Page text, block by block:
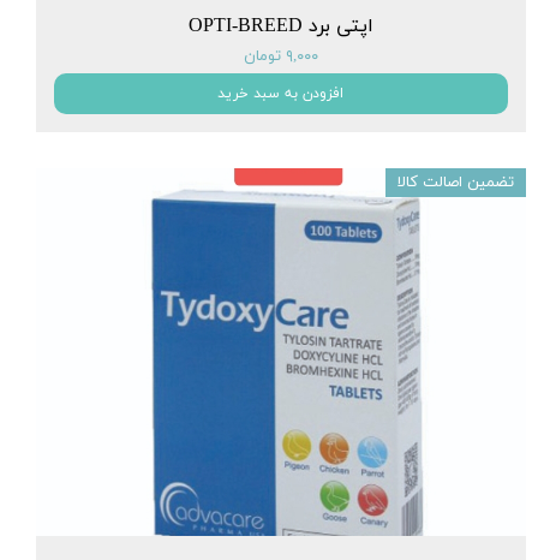
اپتی برد OPTI-BREED
۹,۰۰۰ تومان
افزودن به سبد خرید
تضمین اصالت کالا